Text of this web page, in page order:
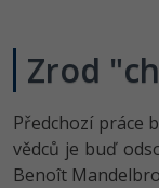
Zrod
Předchozí práce
vědců je buď
Benoît